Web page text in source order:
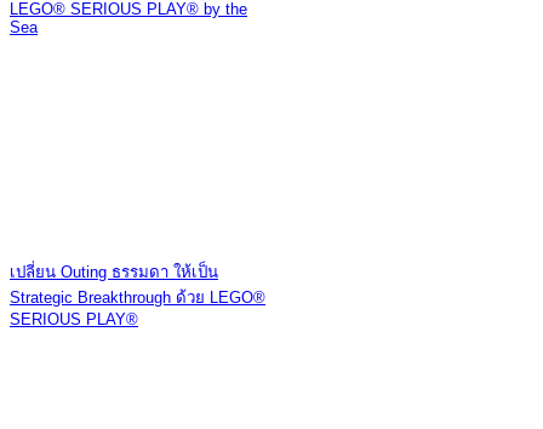
LEGO® SERIOUS PLAY® by the
Sea
เปลี่ยน Outing ธรรมดา ให้เป็น
Strategic Breakthrough ด้วย LEGO®
SERIOUS PLAY®